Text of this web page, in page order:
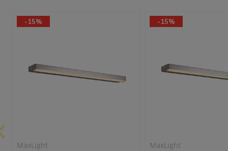
MaxLight
-15%
MaxLight
-15%